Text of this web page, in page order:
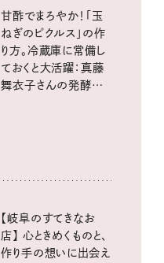
甘酢でまろやか！「玉
ねぎのピクルス」の作
り方。冷蔵庫に常備し
ておくと大活躍：真藤
舞衣子さんの発酵と
【岐阜のすてきなお
店】 心ときめくものと、
作り手の想いに出会え